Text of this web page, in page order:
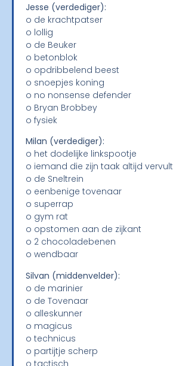
Jesse (verdediger):
o de krachtpatser
o lollig
o de Beuker
o betonblok
o opdribbelend beest
o snoepjes koning
o no nonsense defender
o Bryan Brobbey
o fysiek
Milan (verdediger):
o het dodelijke linkspootje
o iemand die zijn taak altijd vervult
o de Sneltrein
o eenbenige tovenaar
o superrap
o gym rat
o opstomen aan de zijkant
o 2 chocoladebenen
o wendbaar
Silvan (middenvelder):
o de marinier
o de Tovenaar
o alleskunner
o magicus
o technicus
o partijtje scherp
o tactisch